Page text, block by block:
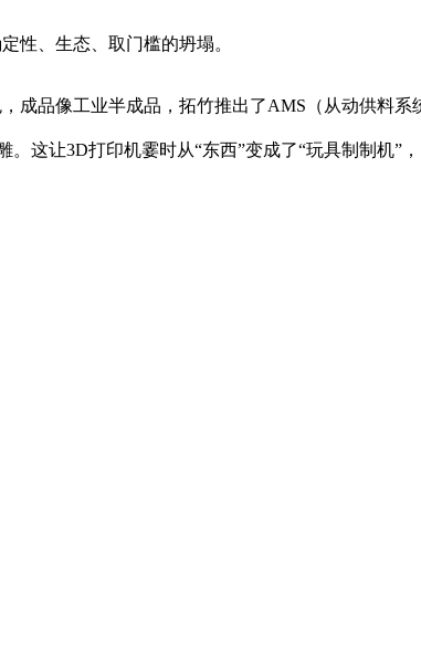
、生态、取门槛的坍塌。
品像工业半成品，拓竹推出了AMS（从动供料系
这让3D打印机霎时从“东西”变成了“玩具制制机”，